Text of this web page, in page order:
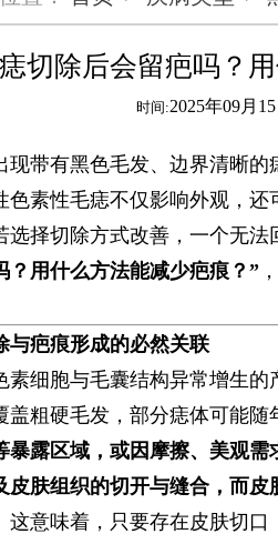
切除后会留疤吗？
时间:2025年09月
现带有黑色毛发、边界清晰的
色素性毛痣不仅影响外观，
选择切除方式改善，一个无法
？用什么方法能减少疤痕？”​
与疤痕形成的必然关联​
素细胞与毛囊结构异常增生
盖粗硬毛发，部分痣体可能随
暴露区域，或因摩擦、美观
皮肤组织的切开与缝合，而
这意味着，只要存在皮肤切